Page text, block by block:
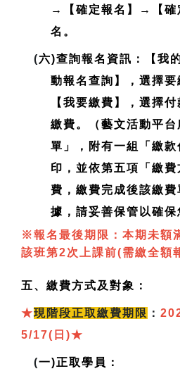
→【確定報名】→【確
名。
(六)查詢報名資訊：【我
動報名查詢】，選擇
【我要繳費】，選擇
繳費。（藝文活動平
單」，附有一組「繳款
印，並依第五項「繳
費，繳費完成後該繳
據，請妥善保管以確保
※報名最後期限：本期未額
該班第2次上課前(需繳全額
五、繳費方式及對象：
★現階段正取繳費期限 ：
5/17(日)★
(一)正取學員：